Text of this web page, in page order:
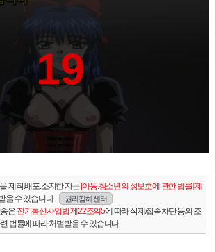
19
제작.배포.소지한 자는[아동.청소년의 성보호에 관한 법률] 제
을 수 있습니다. 권리침해 센터
은 전기통신사업법 제22조의5에 따라 삭제/접속차단 등의 조
법률에 따라 처벌받을 수 있습니다.